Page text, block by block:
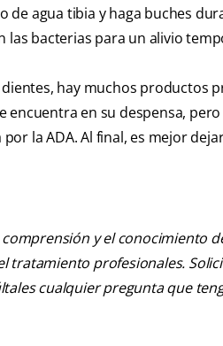
de agua tibia y haga buches
las bacterias para un alivio
hay muchos productos
en su despensa,
la ADA. Al final, es mejor
y el conocimiento
tratamiento profesionales.
cualquier pregunta que